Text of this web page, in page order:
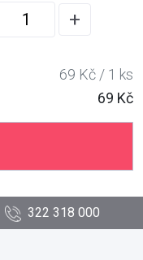
+
69 Kč / 1 ks
69 Kč
322 318 000